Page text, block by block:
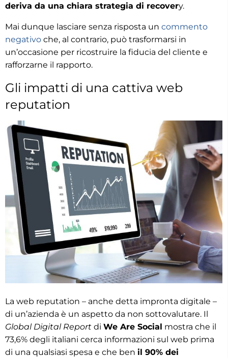
deriva da una chiara strategia di recovery.
Mai dunque lasciare senza risposta un commento
negativo che, al contrario, può trasformarsi in
un’occasione per ricostruire la fiducia del cliente e
rafforzarne il rapporto.
Gli impatti di una cattiva web
reputation
La web reputation – anche detta impronta digitale –
di un’azienda è un aspetto da non sottovalutare. Il
Global Digital Report di We Are Social mostra che il
73,6% degli italiani cerca informazioni sul web prima
di una qualsiasi spesa e che ben il 90% dei